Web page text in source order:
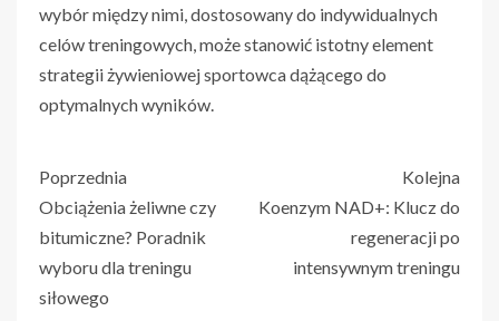
wybór między nimi, dostosowany do indywidualnych
celów treningowych, może stanowić istotny element
strategii żywieniowej sportowca dążącego do
optymalnych wyników.
Poprzednia
Obciążenia żeliwne czy
bitumiczne? Poradnik
wyboru dla treningu
siłowego
Kolejna
Koenzym NAD+: Klucz do
regeneracji po
intensywnym treningu